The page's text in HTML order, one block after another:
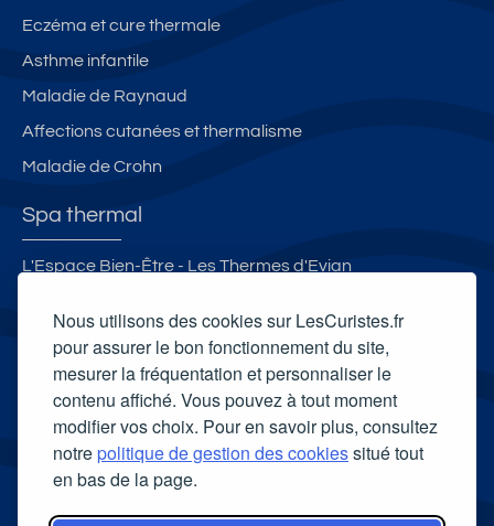
Nous utilisons des cookies sur LesCuristes.fr
pour assurer le bon fonctionnement du site,
mesurer la fréquentation et personnaliser le
contenu affiché. Vous pouvez à tout moment
modifier vos choix. Pour en savoir plus, consultez
notrepolitique de gestion des cookiessitué tout
en bas de la page.
Eczéma et cure thermale
Asthme infantile
Maladie de Raynaud
Affections cutanées et thermalisme
Maladie de Crohn
Spa thermal
L'Espace Bien-Être - Les Thermes d'Evian
Spa thermal des Thermes du Mont-Dore
Carte cadeau spa Vichy
Carte cadeau spa Bagnoles-de-l'Orne
Carte cadeau spa Saubusse
Carte cadeau spa Châtel-Guyon